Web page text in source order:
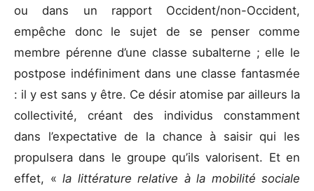
ou dans un rapport Occident/non-Occident,
empêche donc le sujet de se penser comme
membre pérenne d’une classe subalterne ; elle le
postpose indéfiniment dans une classe fantasmée
: il y est sans y être. Ce désir atomise par ailleurs la
collectivité, créant des individus constamment
dans l’expectative de la chance à saisir qui les
propulsera dans le groupe qu’ils valorisent. Et en
effet, « la littérature relative à la mobilité sociale